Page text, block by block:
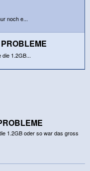
noch e...
die 1.2GB...
1.2GB oder so war das gross